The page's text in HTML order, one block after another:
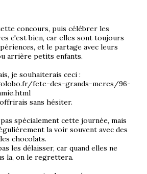
concours, puis célébrer les
c'est bien, car elles sont toujours
et le partage avec leurs
arrière petits enfants.
je souhaiterais ceci :
fete-des-grands-meres/96-
sans hésiter.
spécialement cette journée, mais
la voir souvent avec des
chocolats.
les délaisser, car quand elles ne
la, on le regrettera.